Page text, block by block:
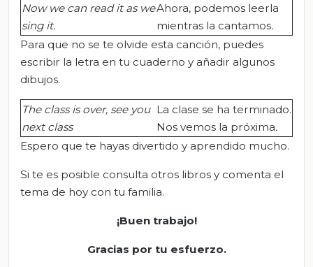
Now we can read it as we
sing it.
Ahora, podemos leerla
mientras la cantamos.
Para que no se te olvide esta canción, puedes
escribir la letra en tu cuaderno y añadir algunos
dibujos.
The class is over, see you
next class
La clase se ha terminado.
Nos vemos la próxima.
Espero que te hayas divertido y aprendido mucho.
Si te es posible consulta otros libros y comenta el
tema de hoy con tu familia.
¡Buen trabajo!
Gracias por tu esfuerzo.